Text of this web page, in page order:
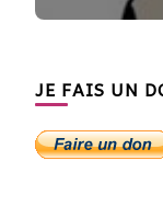
JE FAIS UN